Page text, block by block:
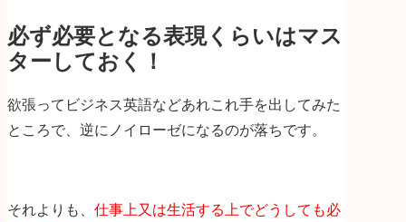
必ず必要となる表現くらいはマス
ターしておく！
欲張ってビジネス英語などあれこれ手を出してみた
ところで、逆にノイローゼになるのが落ちです。
それよりも、 仕事上又は生活する上でどうしても必